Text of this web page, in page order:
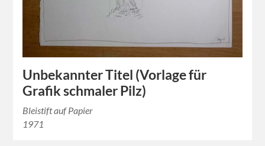
Unbekannter Titel (Vorlage für
Grafik schmaler Pilz)
Bleistift auf Papier
1971